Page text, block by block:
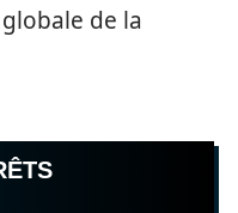
de la